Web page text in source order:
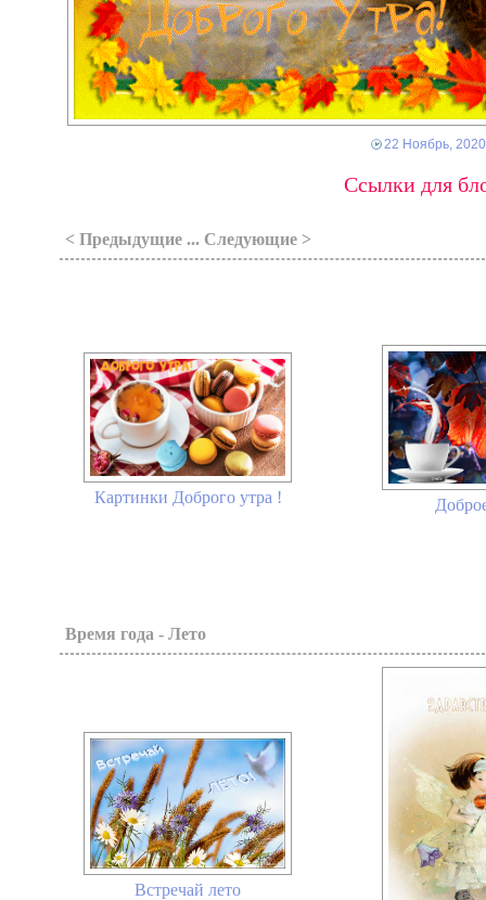
22 Ноябрь, 2020
Ссылки для
< Предыдущие ... Следующие >
Картинки Доброго утра !
Время года - Лето
Встречай лето